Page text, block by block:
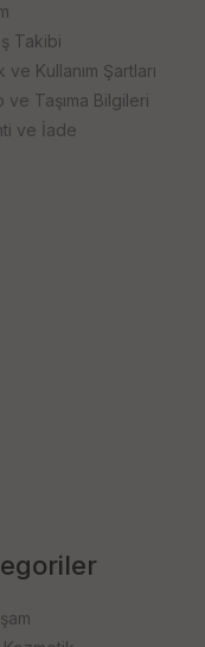
Takibi
ve Kullanım Şartları
ve Taşıma Bilgileri
ve İade